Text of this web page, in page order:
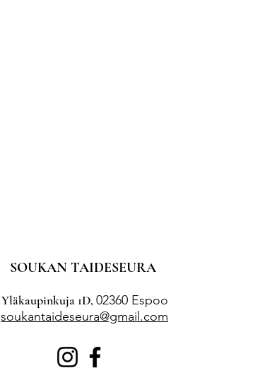
SOUKAN TAIDESEURA
Yläkaupinkuja 1D, 02360 Espoo
soukantaideseura@gmail.com